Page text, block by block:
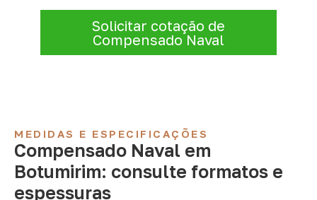
Solicitar cotação de
Compensado Naval
MEDIDAS E ESPECIFICAÇÕES
Compensado Naval em
Botumirim: consulte formatos e
espessuras